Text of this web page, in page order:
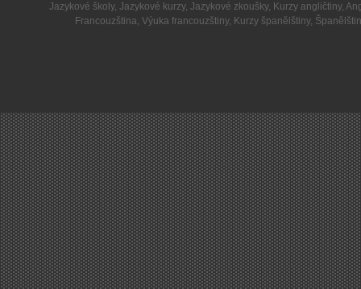
Jazykové školy, Jazykové kurzy, Jazykové zkoušky, Kurzy angličtiny,
Francouzština,Výuka francouzštiny, Kurzy španělštiny,